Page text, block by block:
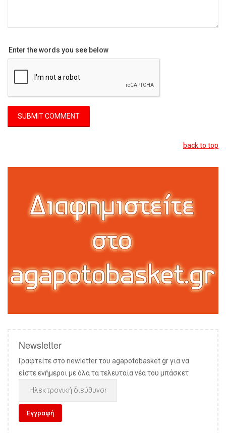
Enter the words you see below
back to top
Newsletter
Γραφτείτε στο newletter του agapotobasket.gr για να
είστε ενήμεροι με όλα τα τελευταία νέα του μπάσκετ